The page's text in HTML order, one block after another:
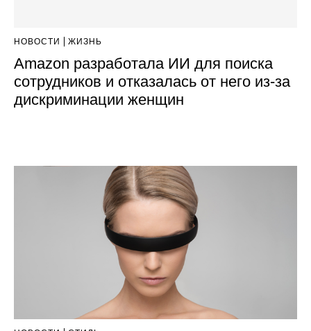
НОВОСТИ ЖИЗНЬ
Amazon разработала ИИ для поиска
сотрудников и отказалась от него из-за
дискриминации женщин